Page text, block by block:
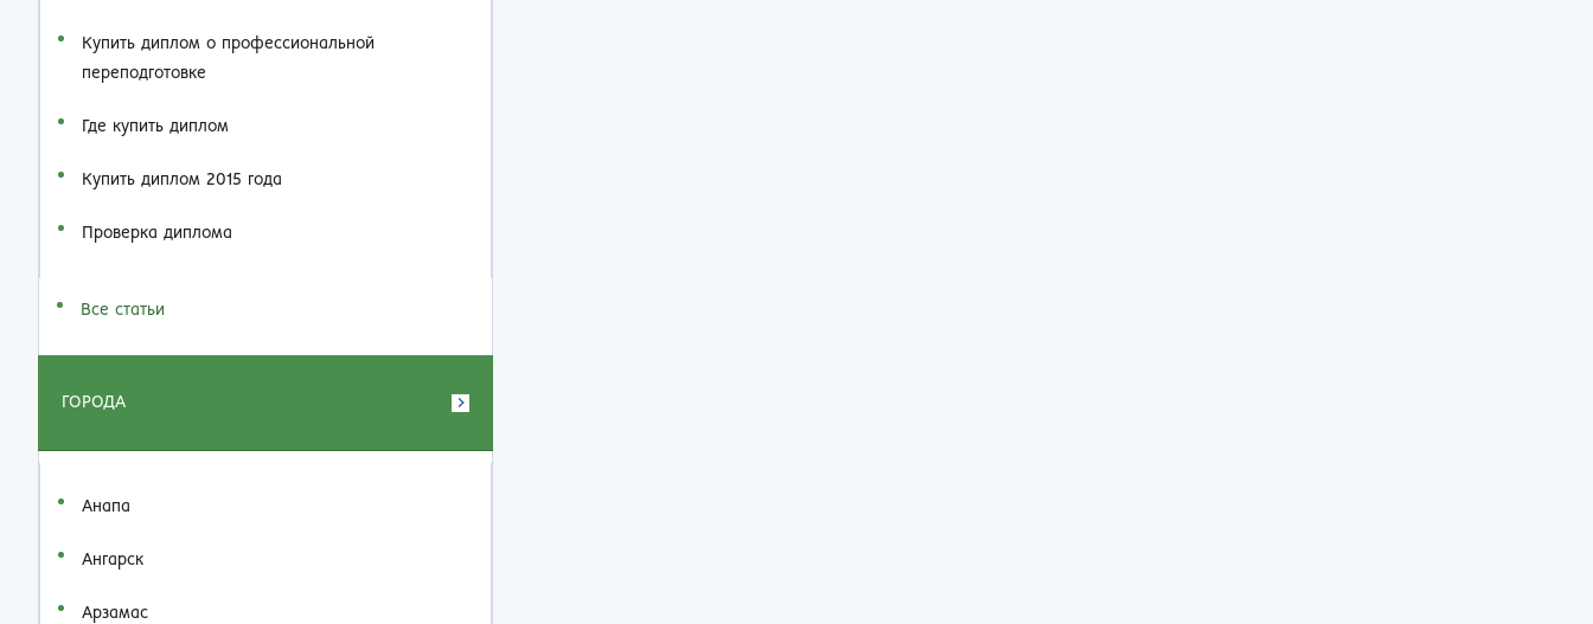
Купить диплом о профессиональной
переподготовке
Где купить диплом
Купить диплом 2015 года
Проверка диплома
Все статьи
ГОРОДА
Анапа
Ангарск
Арзамас